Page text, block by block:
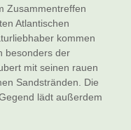
Zusammentreffen
Atlantischen
kommen
besonders der
mit seinen rauen
Sandstränden. Die
lädt außerdem